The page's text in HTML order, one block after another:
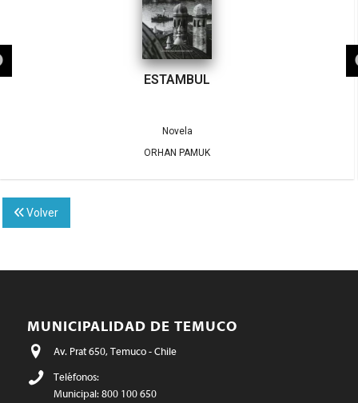
ESTAMBUL
Novela
ORHAN PAMUK
Volver
MUNICIPALIDAD DE TEMUCO
Av. Prat 650, Temuco - Chile
Teléfonos:
Municipal: 800 100 650